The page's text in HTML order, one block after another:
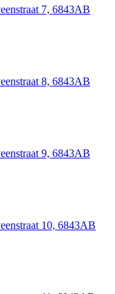
7, 6843AB
8, 6843AB
9, 6843AB
10, 6843AB